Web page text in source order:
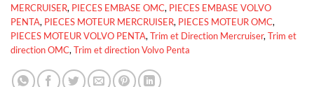
MERCRUISER, PIECES EMBASE OMC, PIECES EMBASE VOLVO
PENTA, PIECES MOTEUR MERCRUISER, PIECES MOTEUR OMC,
PIECES MOTEUR VOLVO PENTA, Trim et Direction Mercruiser, Trim et
direction OMC, Trim et direction Volvo Penta